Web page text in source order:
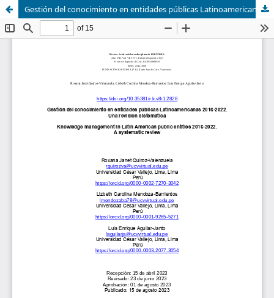
Gestión del conocimiento en entidades públicas Latinoamericanas 2016-2022. Una revision sistemática